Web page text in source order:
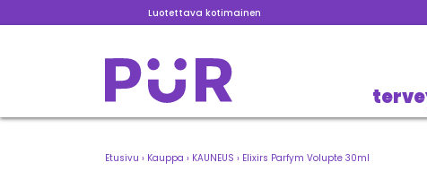
Luotettava kotimainen
Etusivu › Kauppa › KAUNEUS › Elixirs Parfym Volupte 30ml